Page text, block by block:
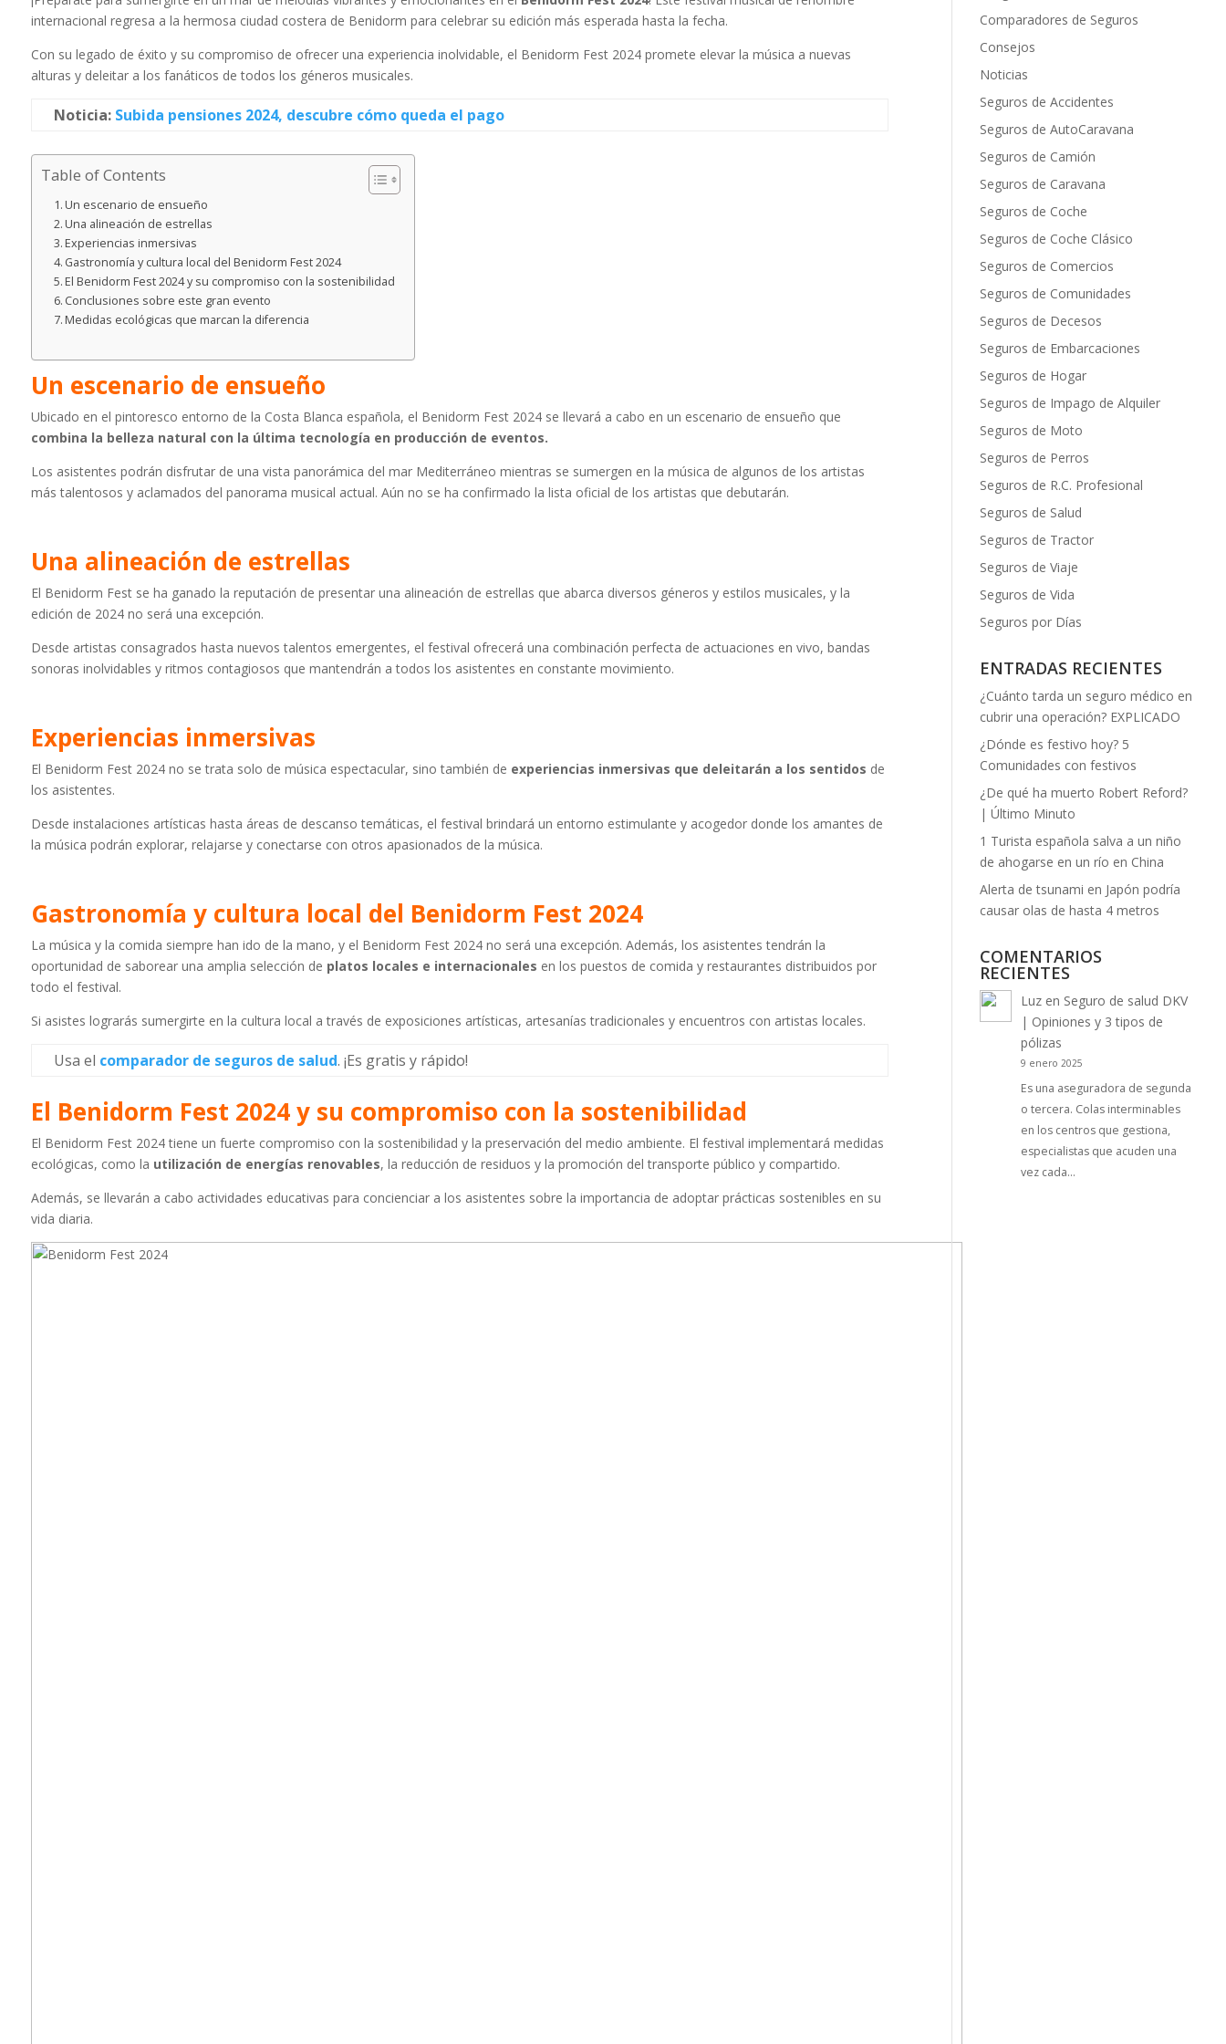
internacional regresa a la hermosa ciudad costera de Benidorm para celebrar su edición más esperada hasta la fecha.
Con su legado de éxito y su compromiso de ofrecer una experiencia inolvidable, el Benidorm Fest 2024 promete elevar la música a nuevas
alturas y deleitar a los fanáticos de todos los géneros musicales.
Noticia: Subida pensiones 2024, descubre cómo queda el pago
Table of Contents
Un escenario de ensueño
Una alineación de estrellas
Experiencias inmersivas
Gastronomía y cultura local del Benidorm Fest 2024
El Benidorm Fest 2024 y su compromiso con la sostenibilidad
Conclusiones sobre este gran evento
Medidas ecológicas que marcan la diferencia
Un escenario de ensueño
Ubicado en el pintoresco entorno de la Costa Blanca española, el Benidorm Fest 2024 se llevará a cabo en un escenario de ensueño que
combina la belleza natural con la última tecnología en producción de eventos.
Los asistentes podrán disfrutar de una vista panorámica del mar Mediterráneo mientras se sumergen en la música de algunos de los artistas
más talentosos y aclamados del panorama musical actual. Aún no se ha confirmado la lista oficial de los artistas que debutarán.
Una alineación de estrellas
El Benidorm Fest se ha ganado la reputación de presentar una alineación de estrellas que abarca diversos géneros y estilos musicales, y la
edición de 2024 no será una excepción.
Desde artistas consagrados hasta nuevos talentos emergentes, el festival ofrecerá una combinación perfecta de actuaciones en vivo, bandas
sonoras inolvidables y ritmos contagiosos que mantendrán a todos los asistentes en constante movimiento.
Experiencias inmersivas
El Benidorm Fest 2024 no se trata solo de música espectacular, sino también de experiencias inmersivas que deleitarán a los sentidos de
los asistentes.
Desde instalaciones artísticas hasta áreas de descanso temáticas, el festival brindará un entorno estimulante y acogedor donde los amantes de
la música podrán explorar, relajarse y conectarse con otros apasionados de la música.
Gastronomía y cultura local del Benidorm Fest 2024
La música y la comida siempre han ido de la mano, y el Benidorm Fest 2024 no será una excepción. Además, los asistentes tendrán la
oportunidad de saborear una amplia selección de platos locales e internacionales en los puestos de comida y restaurantes distribuidos por
todo el festival.
Si asistes lograrás sumergirte en la cultura local a través de exposiciones artísticas, artesanías tradicionales y encuentros con artistas locales.
Usa el comparador de seguros de salud. ¡Es gratis y rápido!
El Benidorm Fest 2024 y su compromiso con la sostenibilidad
El Benidorm Fest 2024 tiene un fuerte compromiso con la sostenibilidad y la preservación del medio ambiente. El festival implementará medidas
ecológicas, como la utilización de energías renovables, la reducción de residuos y la promoción del transporte público y compartido.
Además, se llevarán a cabo actividades educativas para concienciar a los asistentes sobre la importancia de adoptar prácticas sostenibles en su
vida diaria.
Comparadores de Seguros
Consejos
Noticias
Seguros de Accidentes
Seguros de AutoCaravana
Seguros de Camión
Seguros de Caravana
Seguros de Coche
Seguros de Coche Clásico
Seguros de Comercios
Seguros de Comunidades
Seguros de Decesos
Seguros de Embarcaciones
Seguros de Hogar
Seguros de Impago de Alquiler
Seguros de Moto
Seguros de Perros
Seguros de R.C. Profesional
Seguros de Salud
Seguros de Tractor
Seguros de Viaje
Seguros de Vida
Seguros por Días
ENTRADAS RECIENTES
¿Cuánto tarda un seguro médico en
cubrir una operación? EXPLICADO
¿Dónde es festivo hoy? 5
Comunidades con festivos
¿De qué ha muerto Robert Reford?
| Último Minuto
1 Turista española salva a un niño
de ahogarse en un río en China
Alerta de tsunami en Japón podría
causar olas de hasta 4 metros
COMENTARIOS
RECIENTES
Luz en Seguro de salud DKV
| Opiniones y 3 tipos de
pólizas
9 enero 2025
Es una aseguradora de segunda
o tercera. Colas interminables
en los centros que gestiona,
especialistas que acuden una
vez cada…